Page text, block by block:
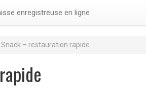
enregistreuse en ligne
Snack – restauration rapide